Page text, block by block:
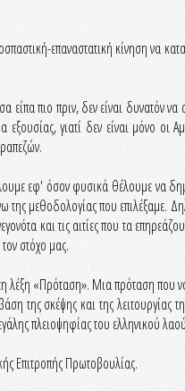
επαναστατική κίνηση να
πιο πριν, δεν είναι δυνατόν
γιατί δεν είναι μόνο οι
εφ' όσον φυσικά θέλουμε να
της μεθοδολογίας που
και τις αιτίες που τα
στόχο μας.
λέξη «Πρόταση». Μια πρόταση που
σκέψης και της λειτουργίας
πλειοψηφίας του ελληνικού
Επιτροπής Πρωτοβουλίας.